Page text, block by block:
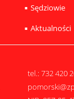
Sędziowie
Aktualności
tel.: 732 420